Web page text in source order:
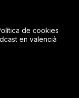
de cookies
en valencià